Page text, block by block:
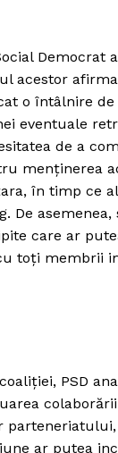
Democrat
acestor
o întâlnire
eventuale
de a
menținerea
în timp ce
De
care ar
toți membrii
PSD
ar putea